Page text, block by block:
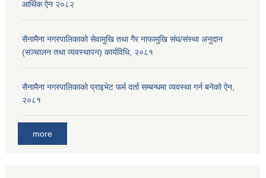
आर्थिक ऐन २०८२
सैनामैना नगरपालिकाको सेवामुखि तथा गैर नाफामुखि संघ/संस्था अनुदान
(सञ्चालन तथा व्यवस्थापन) कार्यविधि, २०८१
सैनामैना नगरपालिकाको प्राइभेट फर्म दर्ता सम्बन्धमा व्यवस्था गर्न बनेको ऐन,
२०८१
more